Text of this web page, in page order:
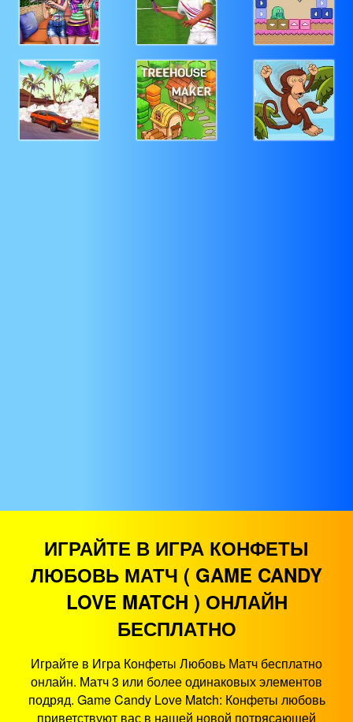
ИГРАЙТЕ В ИГРА КОНФЕТЫ
ЛЮБОВЬ МАТЧ ( GAME CANDY
LOVE MATCH ) ОНЛАЙН
БЕСПЛАТНО
Играйте в Игра Конфеты Любовь Матч бесплатно
онлайн. Матч 3 или более одинаковых элементов
подряд. Game Candy Love Match: Конфеты любовь
приветствуют вас в нашей новой потрясающей